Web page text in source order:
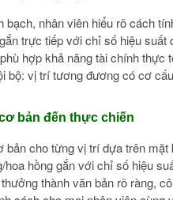
nhân viên hiểu rõ cách
trực tiếp với chỉ số hiệu suất
hợp khả năng tài chính thực
bộ: vị trí tương đương có cơ
bản đến thực chiến
cho từng vị trí dựa trên
hồng gắn với chỉ số hiệu
thành văn bản rõ ràng,